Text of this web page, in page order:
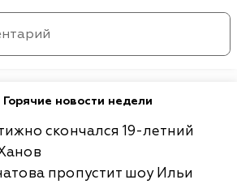
Горячие новости недели
скончался 19-летний
пропустит шоу Ильи